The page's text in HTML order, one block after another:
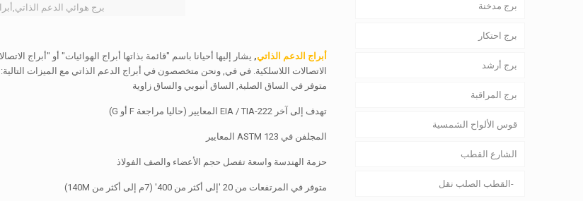
برج هوائي الدعم
أبراج الدعم الذاتي, يشار إليها أحيانا باسم "قائمة بذاتها أبراج الهوائيات" أو "أبراج
الاتصالات اللاسلكية. في في, ونحن متخصصون في أبراج الدعم الذاتي مع الميزات التالية:
متوفر في الساق الصلبة, الساق أنبوبي والساق زاوية
تهدف إلى آخر EIA / TIA-222 المعايير (حاليا مراجعة F أو G)
المجلفن في ASTM 123 المعايير
حزمة الهندسة واسعة تفصل حجم الأعضاء والصف الفولاذ
متوفر في المرتفعات من 20 'إلى أكثر من 400' (7م إلى أكثر من 140M)
برج مدخنة
برج احتكار
برج أرشد
برج المراقبة
قوس الألواح الشمسية
الشارع القطب
القطب الصلب نقل